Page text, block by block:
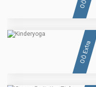
OÖ Extra